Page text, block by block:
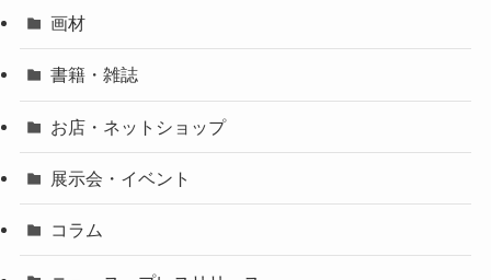
画材
書籍・雑誌
お店・ネットショップ
展示会・イベント
コラム